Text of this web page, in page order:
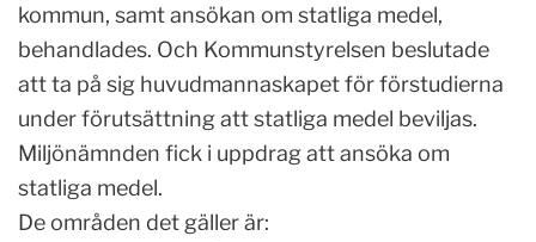
kommun, samt ansökan om statliga medel,
behandlades. Och Kommunstyrelsen beslutade
att ta på sig huvudmannaskapet för förstudierna
under förutsättning att statliga medel beviljas.
Miljönämnden fick i uppdrag att ansöka om
statliga medel.
De områden det gäller är: